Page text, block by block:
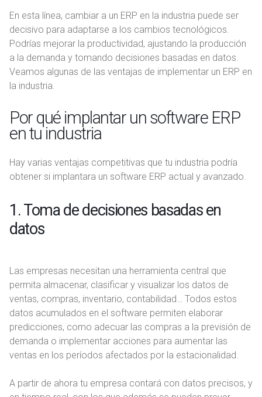
En esta línea, cambiar a un ERP en la industria puede ser
decisivo para adaptarse a los cambios tecnológicos.
Podrías mejorar la productividad, ajustando la producción
a la demanda y tomando decisiones basadas en datos.
Veamos algunas de las ventajas de implementar un ERP en
la industria.
Por qué implantar un software ERP
en tu industria
Hay varias ventajas competitivas que tu industria podría
obtener si implantara un software ERP actual y avanzado.
1. Toma de decisiones basadas en
datos
Las empresas necesitan una herramienta central que
permita almacenar, clasificar y visualizar los datos de
ventas, compras, inventario, contabilidad… Todos estos
datos acumulados en el software permiten elaborar
predicciones, como adecuar las compras a la previsión de
demanda o implementar acciones para aumentar las
ventas en los períodos afectados por la estacionalidad.
A partir de ahora tu empresa contará con datos precisos, y